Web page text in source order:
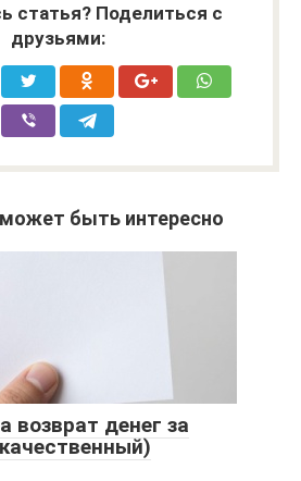
статья? Поделиться с
друзьями:
быть интересно
возврат денег за